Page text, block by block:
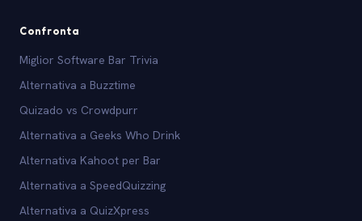
Confronta
Miglior Software Bar Trivia
Alternativa a Buzztime
Quizado vs Crowdpurr
Alternativa a Geeks Who Drink
Alternativa Kahoot per Bar
Alternativa a SpeedQuizzing
Alternativa a QuizXpress